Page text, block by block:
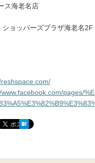
ス海老名店
ョッパーズプラザ海老名2F
pages/